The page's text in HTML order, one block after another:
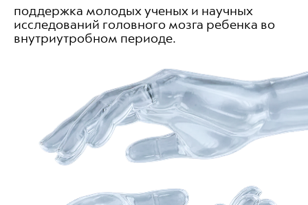
поддержка молодых ученых и научных
исследований головного мозга ребенка во
внутриутробном периоде.